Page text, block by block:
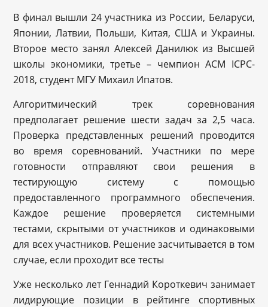
В финал вышли 24 участника из России, Беларуси,
Японии, Латвии, Польши, Китая, США и Украины.
Второе место занял Алексей Данилюк из Высшей
школы экономики, третье – чемпион ACM ICPC-
2018, студент МГУ Михаил Ипатов.
Алгоритмический трек соревнования
предполагает решение шести задач за 2,5 часа.
Проверка представленных решений проводится
во время соревнований. Участники по мере
готовности отправляют свои решения в
тестирующую систему с помощью
предоставленного программного обеспечения.
Каждое решение проверяется системными
тестами, скрытыми от участников и одинаковыми
для всех участников. Решение засчитывается в том
случае, если проходит все тесты
Уже несколько лет Геннадий Короткевич занимает
лидирующие позиции в рейтинге спортивных